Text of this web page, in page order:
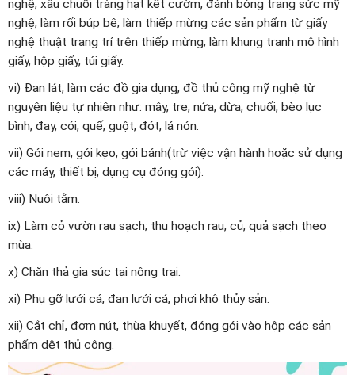
nghệ; xâu chuỗi tràng hạt kết cườm, đánh bóng trang sức mỹ
nghệ; làm rối búp bê; làm thiếp mừng các sản phẩm từ giấy
nghệ thuật trang trí trên thiếp mừng; làm khung tranh mô hình
giấy, hộp giấy, túi giấy.
vi) Đan lát, làm các đồ gia dụng, đồ thủ công mỹ nghệ từ
nguyên liệu tự nhiên như: mây, tre, nứa, dừa, chuối, bèo lục
bình, đay, cói, quế, guột, đót, lá nón.
vii) Gói nem, gói kẹo, gói bánh(trừ việc vận hành hoặc sử dụng
các máy, thiết bị, dụng cụ đóng gói).
viii) Nuôi tằm.
ix) Làm cỏ vườn rau sạch; thu hoạch rau, củ, quả sạch theo
mùa.
x) Chăn thả gia súc tại nông trại.
xi) Phụ gỡ lưới cá, đan lưới cá, phơi khô thủy sản.
xii) Cắt chỉ, đơm nút, thùa khuyết, đóng gói vào hộp các sản
phẩm dệt thủ công.